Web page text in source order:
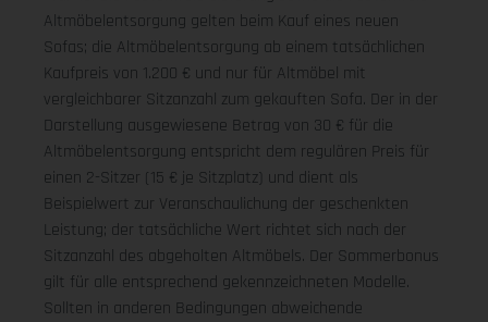
Altmöbelentsorgung gelten beim Kauf eines neuen
Sofas; die Altmöbelentsorgung ab einem tatsächlichen
Kaufpreis von 1.200 € und nur für Altmöbel mit
vergleichbarer Sitzanzahl zum gekauften Sofa. Der in der
Darstellung ausgewiesene Betrag von 30 € für die
Altmöbelentsorgung entspricht dem regulären Preis für
einen 2-Sitzer (15 € je Sitzplatz) und dient als
Beispielwert zur Veranschaulichung der geschenkten
Leistung; der tatsächliche Wert richtet sich nach der
Sitzanzahl des abgeholten Altmöbels. Der Sommerbonus
gilt für alle entsprechend gekennzeichneten Modelle.
Sollten in anderen Bedingungen abweichende